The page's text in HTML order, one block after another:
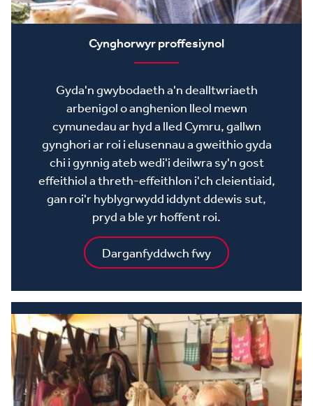
Cynghorwyr proffesiynol
Gyda'n gwybodaeth a'n dealltwriaeth
arbenigol o anghenion lleol mewn
cymunedau ar hyd a lled Cymru, gallwn
gynghori ar roi i elusennau a gweithio gyda
chi i gynnig ateb wedi'i deilwra sy'n gost
effeithiol a threth-effeithlon i'ch cleientiaid,
gan roi'r hyblygrwydd iddynt ddewis sut,
pryd a ble yr hoffent roi.
Darganfyddwch fwy